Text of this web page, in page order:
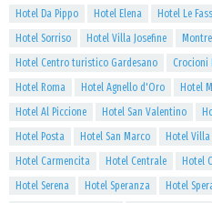
Hotel Da Pippo
Hotel Elena Hotel Le
Hotel Sorriso
Hotel Villa Josefine
Hotel Centro turistico Gardesano
Crocioni
Hotel Roma
Hotel Agnello d'Oro Hotel
Hotel Al Piccione
Hotel San Valentino
Hotel Posta
Hotel San Marco Hotel Villa
Hotel Carmencita
Hotel Centrale Hotel
Hotel Serena
Hotel Speranza
Hotel